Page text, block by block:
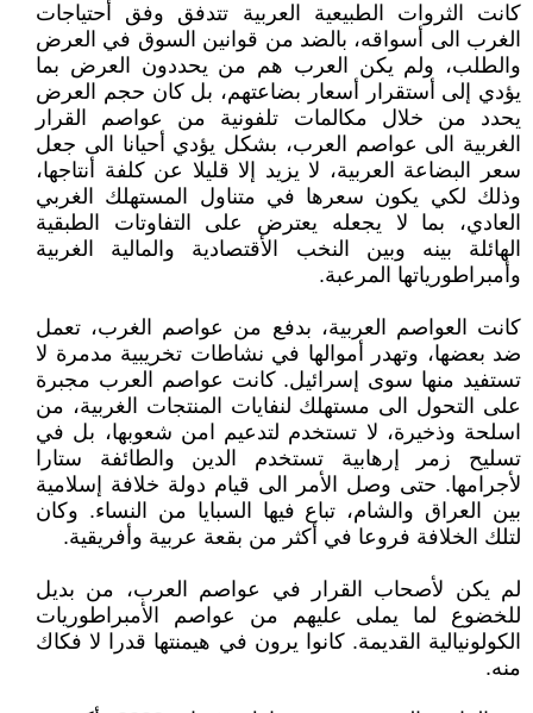
كانت الثروات الطبيعية العربية تتدفق وفق أحتياجات
الغرب الى أسواقه، بالضد من قوانين السوق في العرض
والطلب، ولم يكن العرب هم من يحددون العرض بما
يؤدي إلى أستقرار أسعار بضاعتهم، بل كان حجم العرض
يحدد من خلال مكالمات تلفونية من عواصم القرار
الغربية الى عواصم العرب، بشكل يؤدي أحيانا الى جعل
سعر البضاعة العربية، لا يزيد إلا قليلا عن كلفة أنتاجها،
وذلك لكي يكون سعرها في متناول المستهلك الغربي
العادي، بما لا يجعله يعترض على التفاوتات الطبقية
الهائلة بينه وبين النخب الأقتصادية والمالية الغربية
وأمبراطورياتها المرعبة.
كانت العواصم العربية، بدفع من عواصم الغرب، تعمل
ضد بعضها، وتهدر أموالها في نشاطات تخريبية مدمرة لا
تستفيد منها سوى إسرائيل. كانت عواصم العرب مجبرة
على التحول الى مستهلك لنفايات المنتجات الغربية، من
اسلحة وذخيرة، لا تستخدم لتدعيم امن شعوبها، بل في
تسليح زمر إرهابية تستخدم الدين والطائفة ستارا
لأجرامها. حتى وصل الأمر الى قيام دولة خلافة إسلامية
بين العراق والشام، تباع فيها السبايا من النساء. وكان
لتلك الخلافة فروعا في أكثر من بقعة عربية وأفريقية.
لم يكن لأصحاب القرار في عواصم العرب، من بديل
للخضوع لما يملى عليهم من عواصم الأمبراطوريات
الكولونيالية القديمة. كانوا يرون في هيمنتها قدرا لا فكاك
منه.